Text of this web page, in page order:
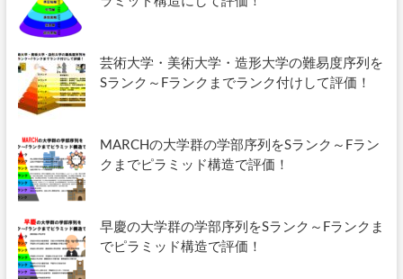
芸術大学・美術大学・造形大学の難易度序列を
Sランク～Fランクまでランク付けして評価！
MARCHの大学群の学部序列をSランク～Fラン
クまでピラミッド構造で評価！
早慶の大学群の学部序列をSランク～Fランクま
でピラミッド構造で評価！